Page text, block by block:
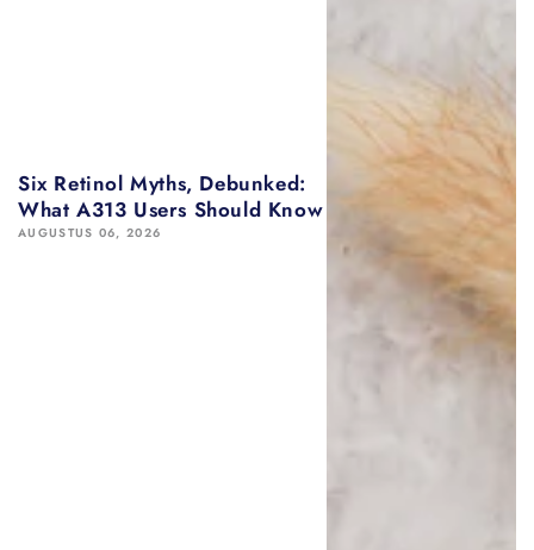
Six Retinol Myths, Debunked:
What A313 Users Should Know
AUGUSTUS 06, 2026